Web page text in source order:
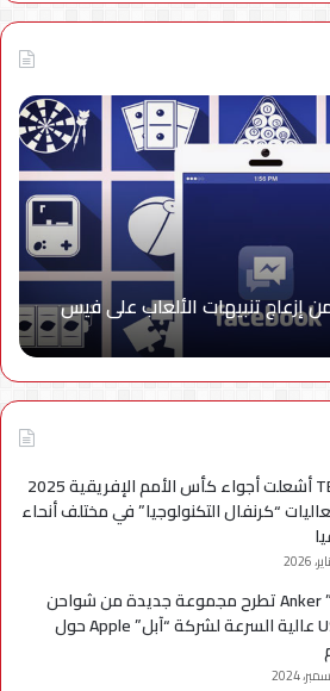
إزعاج تنبيهات الألعاب على فيس
TECNO أشعلت أجواء كأس الأمم الإفريقية 2025
“كرنفال التكنولوجيا” في مختلف أنحاء
“آنكر” Anker تطرح مجموعة جديدة من شواحن
USB-C عالية السرعة لشركة “آبل” Apple حول